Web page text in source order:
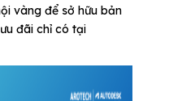
vàng để sở hữu bản
đãi chỉ có tại